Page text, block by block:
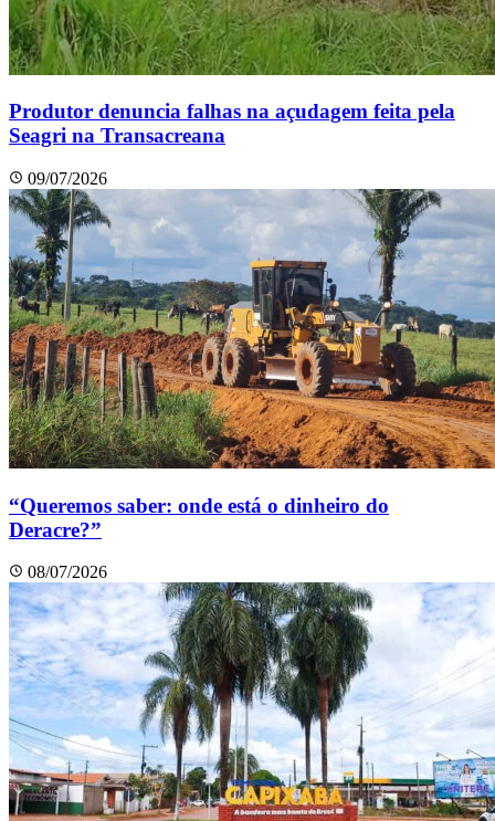
Produtor denuncia falhas na açudagem feita pela
Seagri na Transacreana
09/07/2026
“Queremos saber: onde está o dinheiro do
Deracre?”
08/07/2026